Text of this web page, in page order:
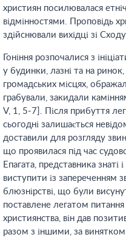
християн посилювалася
відмінностями. Проповідь
здійснювали вихідці зі
Гоніння розпочалися з
у будинки, лазні та на
громадських місцях,
грабували, закидали
V, 1, 5-7]. Після прибуття
сьогодні залишається
доставили для розгляду
що проявилася під час
Епагата, представника знаті
виступити із запереченням
блюзнірстві, що були
поставлене легатом
християнства, він дав
разом з іншими, за